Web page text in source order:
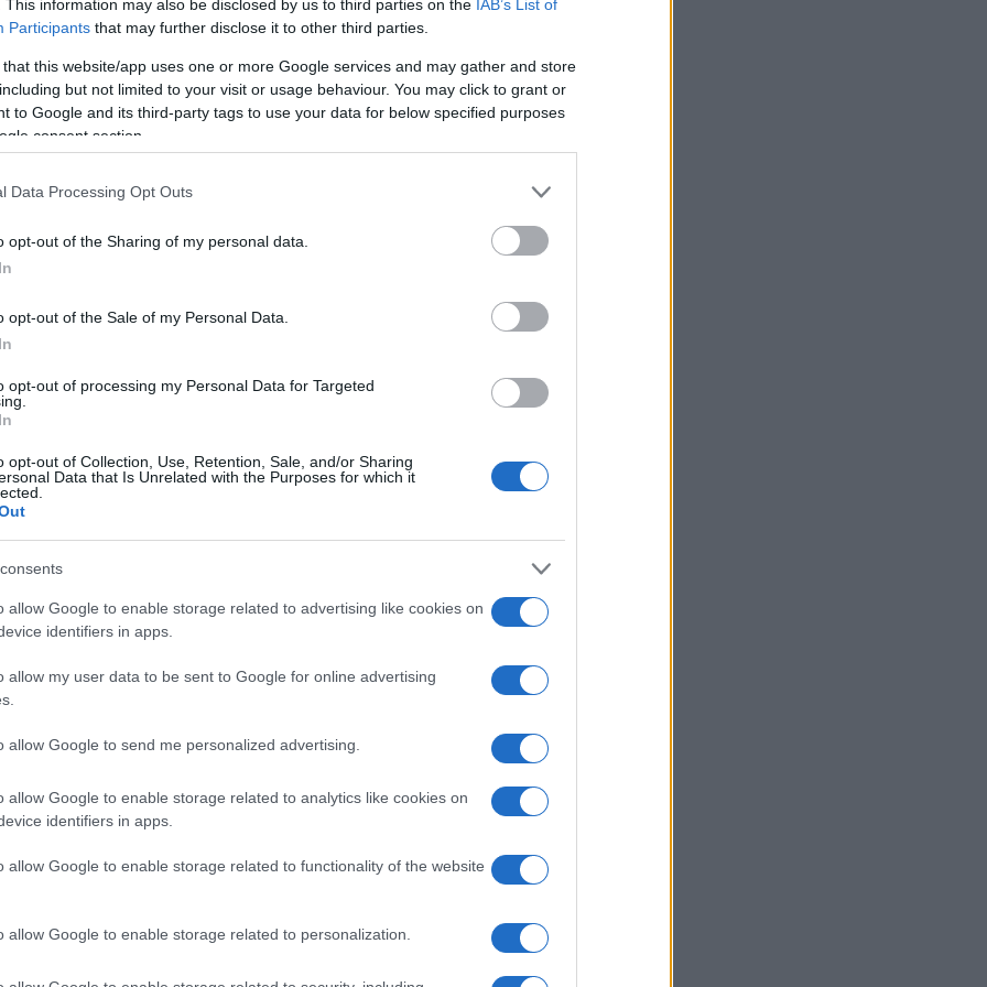
This information may also be disclosed by us to third parties on the IAB’s List of
Participants that may further disclose it to other third parties.
that this website/app uses one or more Google services and may gather and store
but not limited to your visit or usage behaviour. You may click to grant or
to Google and its third-party tags to use your data for below specified purposes
consent section.
Data Processing Opt Outs
opt-out of the Sharing of my personal data.
opt-out of the Sale of my Personal Data.
opt-out of processing my Personal Data for Targeted
opt-out of Collection, Use, Retention, Sale, and/or Sharing
Data that Is Unrelated with the Purposes for which it
allow Google to enable storage related to advertising like cookies on
identifiers in apps.
allow my user data to be sent to Google for online advertising
allow Google to send me personalized advertising.
allow Google to enable storage related to analytics like cookies on
identifiers in apps.
allow Google to enable storage related to functionality of the website
allow Google to enable storage related to personalization.
τρομοκρατική οργάνωση από τηνΆγκυρα
παραβιάσεις του νόμου, όπως
χρηματοδότηση βίαιων ενεργειών.
Tweet
μας στο
ΚΟΣΜΟΣ
Χιροσίμα: 81 χρόνια από την πρώτη ατομική βόμβα
στην ιστορία της ανθρωπότητας